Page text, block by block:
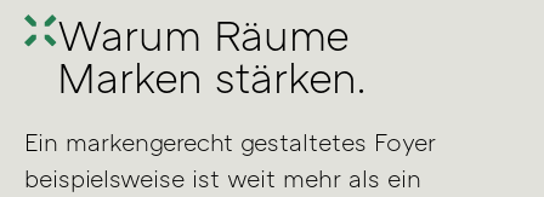
Warum Räume
Marken stärken.
Ein markengerecht gestaltetes Foyer
beispielsweise ist weit mehr als ein